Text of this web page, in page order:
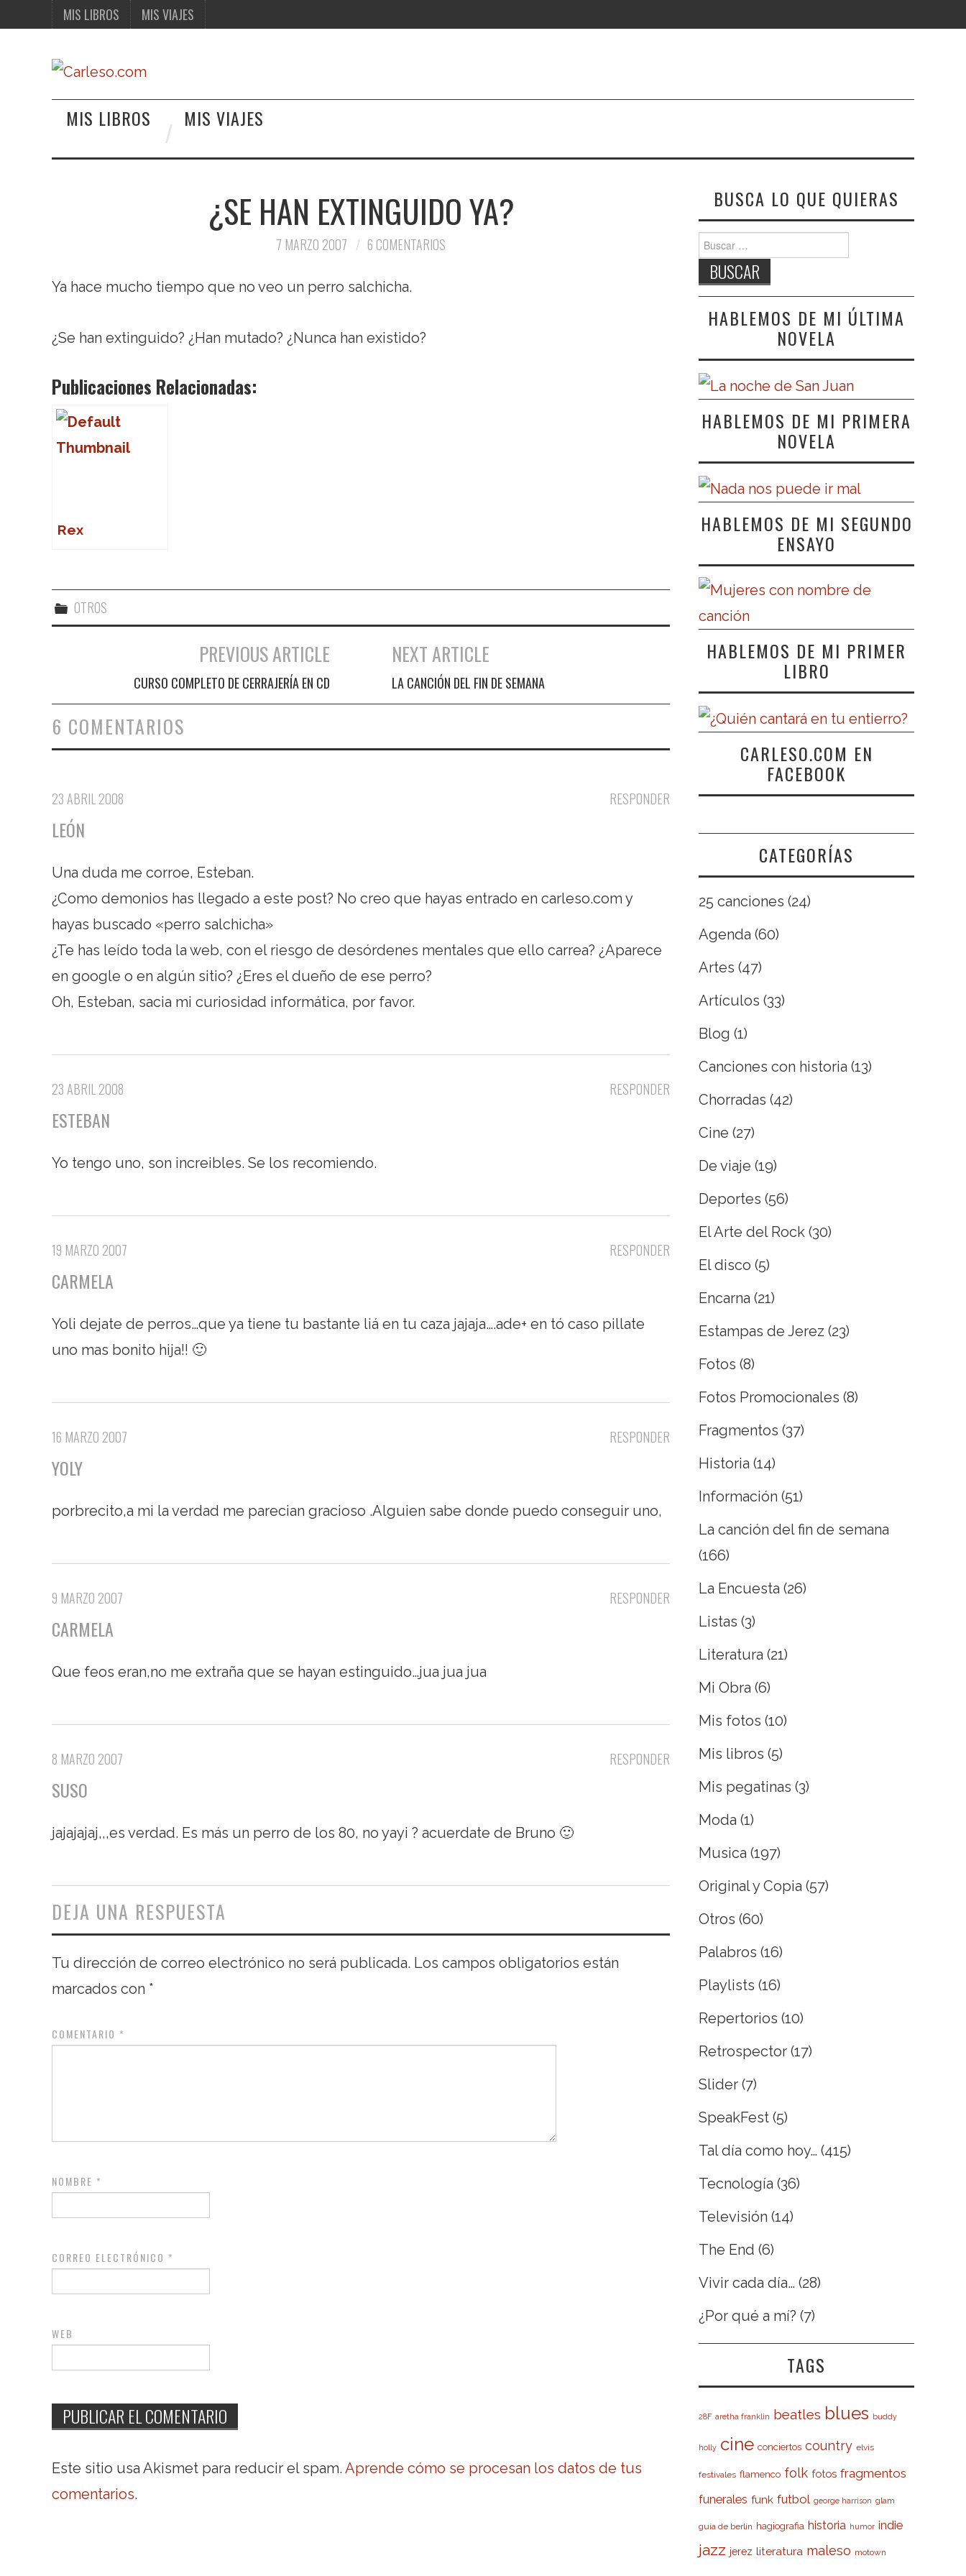
MIS LIBROS MIS VIAJES
MIS LIBROS MIS VIAJES
¿SE HAN EXTINGUIDO YA?
7 MARZO 2007 6 COMENTARIOS
Ya hace mucho tiempo que no veo un perro salchicha.
¿Se han extinguido? ¿Han mutado? ¿Nunca han existido?
Publicaciones Relacionadas:
Rex
OTROS
Navegación de entradas
PREVIOUS ARTICLE
CURSO COMPLETO DE CERRAJERÍA EN CD
NEXT ARTICLE
LA CANCIÓN DEL FIN DE SEMANA
6 COMENTARIOS
RESPONDER
23 ABRIL 2008
LEÓN
Una duda me corroe, Esteban.
¿Como demonios has llegado a este post? No creo que hayas entrado en carleso.com y
hayas buscado «perro salchicha»
¿Te has leído toda la web, con el riesgo de desórdenes mentales que ello carrea? ¿Aparece
en google o en algún sitio? ¿Eres el dueño de ese perro?
Oh, Esteban, sacia mi curiosidad informática, por favor.
RESPONDER
23 ABRIL 2008
ESTEBAN
Yo tengo uno, son increibles. Se los recomiendo.
RESPONDER
19 MARZO 2007
CARMELA
Yoli dejate de perros…que ya tiene tu bastante liá en tu caza jajaja….ade+ en tó caso pillate
uno mas bonito hija!! 🙂
RESPONDER
16 MARZO 2007
YOLY
porbrecito,a mi la verdad me parecian gracioso .Alguien sabe donde puedo conseguir uno,
RESPONDER
9 MARZO 2007
CARMELA
Que feos eran,no me extraña que se hayan estinguido…jua jua jua
RESPONDER
8 MARZO 2007
SUSO
jajajajaj,,,es verdad. Es más un perro de los 80, no yayi ? acuerdate de Bruno 🙂
DEJA UNA RESPUESTA
Tu dirección de correo electrónico no será publicada. Los campos obligatorios están
marcados con *
COMENTARIO *
NOMBRE *
CORREO ELECTRÓNICO *
WEB
Este sitio usa Akismet para reducir el spam. Aprende cómo se procesan los datos de tus
comentarios.
BUSCA LO QUE QUIERAS
Buscar:
HABLEMOS DE MI ÚLTIMA
NOVELA
HABLEMOS DE MI PRIMERA
NOVELA
HABLEMOS DE MI SEGUNDO
ENSAYO
HABLEMOS DE MI PRIMER
LIBRO
CARLESO.COM EN
FACEBOOK
CATEGORÍAS
25 canciones (24)
Agenda (60)
Artes (47)
Artículos (33)
Blog (1)
Canciones con historia (13)
Chorradas (42)
Cine (27)
De viaje (19)
Deportes (56)
El Arte del Rock (30)
El disco (5)
Encarna (21)
Estampas de Jerez (23)
Fotos (8)
Fotos Promocionales (8)
Fragmentos (37)
Historia (14)
Información (51)
La canción del fin de semana
(166)
La Encuesta (26)
Listas (3)
Literatura (21)
Mi Obra (6)
Mis fotos (10)
Mis libros (5)
Mis pegatinas (3)
Moda (1)
Musica (197)
Original y Copia (57)
Otros (60)
Palabros (16)
Playlists (16)
Repertorios (10)
Retrospector (17)
Slider (7)
SpeakFest (5)
Tal día como hoy… (415)
Tecnología (36)
Televisión (14)
The End (6)
Vivir cada día… (28)
¿Por qué a mí? (7)
TAGS
28F aretha franklin beatles blues buddy
holly cine conciertos country elvis
festivales flamenco folk fotos fragmentos
funerales funk futbol george harrison glam
guía de berlín hagiografia historia humor indie
jazz jerez literatura maleso motown